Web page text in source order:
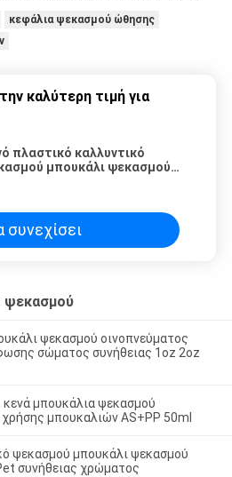
κεφάλια ψεκασμού ώθησης
καλύτερη τιμή για
πλαστικό καλλυντικό
μπουκάλι ψεκασμού
ηλέκτρινο
συνεχίσει
ψεκασμού
ψεκασμού οινοπνεύματος
σώματος συνήθειας 1oz 2oz
κενά μπουκάλια ψεκασμού
μπουκαλιών AS+PP 50ml
ψεκασμού μπουκάλι ψεκασμού
συνήθειας χρώματος